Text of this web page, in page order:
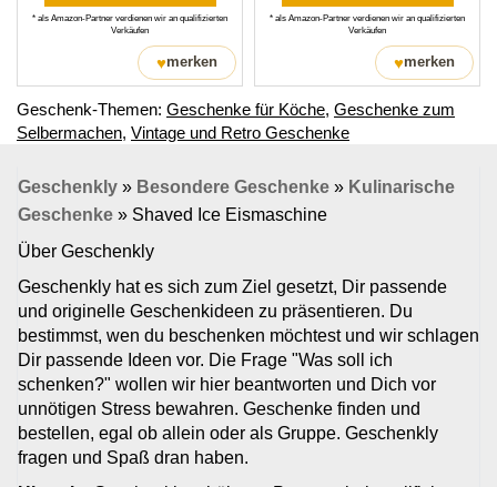
* als Amazon-Partner verdienen wir an qualifizierten
Verkäufen
♥merken
* als Amazon-Partner verdienen wir an qualifizierten
Verkäufen
♥merken
Geschenk-Themen: Geschenke für Köche, Geschenke zum
Selbermachen, Vintage und Retro Geschenke
Geschenkly » Besondere Geschenke » Kulinarische
Geschenke » Shaved Ice Eismaschine
Über Geschenkly
Geschenkly hat es sich zum Ziel gesetzt, Dir passende
und originelle Geschenkideen zu präsentieren. Du
bestimmst, wen du beschenken möchtest und wir schlagen
Dir passende Ideen vor. Die Frage "Was soll ich
schenken?" wollen wir hier beantworten und Dich vor
unnötigen Stress bewahren. Geschenke finden und
bestellen, egal ob allein oder als Gruppe. Geschenkly
fragen und Spaß dran haben.